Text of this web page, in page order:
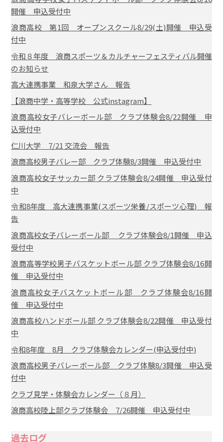
開催 申込受付中
浪商高校 第1回 オープンスクール8/29(土)開催 申込受
付中
令和８年度 浪商スポーツ＆カルチャーフェスティバル開催
のお知らせ
高大連携事業 和泉大学さん 報告
【浪商中学・高等学校 公式instagram】
浪商高校女子バレーボール部 クラブ体験会8/22開催 申
込受付中
仁川大学 7/21 交流会 報告
浪商高校男子バレー部 クラブ体験8/3開催 申込受付中
浪商高校女子サッカー部 クラブ体験会8/24開催 申込受付
中
令和8年度 高大連携事業(スポーツ栄養/スポーツ心理) 報
告
浪商高校女子バレーボール部 クラブ体験会8/1開催 申込
受付中
浪商高等学校男子バスケットボール部 クラブ体験会8/16開
催 申込受付中
浪商高校女子バスケットボール部 クラブ体験会8/16開
催 申込受付中
浪商高校ハンドボール部 クラブ体験会8/22開催 申込受付
中
令和8年度 8月 クラブ体験会カレンダー(申込受付中)
浪商高校男子バレーボール部 クラブ体験8/3開催 申込受
付中
クラブ見学・体験会カレンダー（８月）
浪商高校陸上部クラブ体験会 7/26開催 申込受付中
過去ログ